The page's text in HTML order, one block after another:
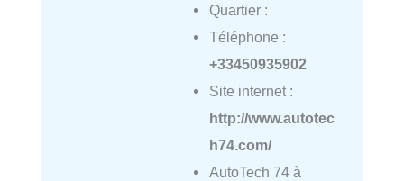
Quartier :
Téléphone :
+33450935902
Site internet :
http://www.autotec
h74.com/
AutoTech 74 à